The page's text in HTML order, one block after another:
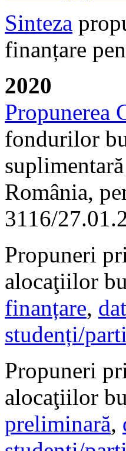
Sinteza
finanțare
2020
Propunerea
fondurilor
România,
3116/
Propuneri
alocaţiilor
finanțare,
studenți/
Propuneri
alocaţiilor
preliminară,